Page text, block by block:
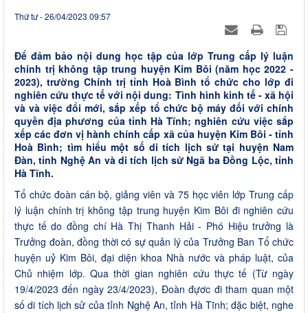
Thứ tư - 26/04/2023 09:57
Để đảm bảo nội dung học tập của lớp Trung cấp lý luận
chính trị không tập trung huyện Kim Bôi (năm học 2022 -
2023), trường Chính trị tỉnh Hoà Bình tổ chức cho lớp đi
nghiên cứu thực tế với nội dung: Tình hình kinh tế - xã hội
và và việc đổi mới, sắp xếp tổ chức bộ máy đối với chính
quyền địa phương của tỉnh Hà Tĩnh; nghiên cứu việc sắp
xếp các đơn vị hành chính cấp xã của huyện Kim Bôi - tỉnh
Hoà Bình; tìm hiểu một số di tích lịch sử tại huyện Nam
Đàn, tỉnh Nghệ An và di tích lịch sử Ngã ba Đồng Lộc, tỉnh
Hà Tĩnh.
Tổ chức đoàn cán bộ, giảng viên và 75 học viên lớp Trung cấp
lý luận chính trị không tập trung huyện Kim Bôi đi nghiên cứu
thực tế do đồng chí Hà Thị Thanh Hải - Phó Hiệu trưởng là
Trưởng đoàn, đồng thời có sự quản lý của Trưởng Ban Tổ chức
huyện uỷ Kim Bôi, đại diện khoa Nhà nước và pháp luật, của
Chủ nhiệm lớp. Qua thời gian nghiên cứu thực tế (Từ ngày
19/4/2023 đến ngày 23/4/2023), Đoàn đựơc đi tham quan một
số di tích lịch sử của tỉnh Nghệ An, tỉnh Hà Tĩnh; đặc biệt, nghe